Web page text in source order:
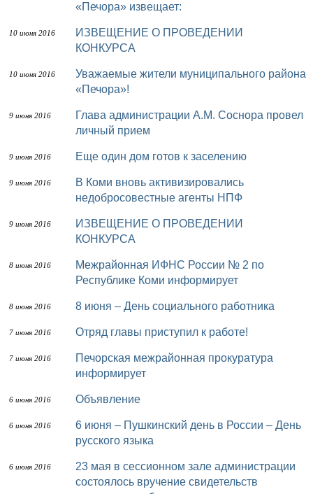
«Печора» извещает:
10 июня 2016
ИЗВЕЩЕНИЕ О ПРОВЕДЕНИИ
КОНКУРСА
10 июня 2016
Уважаемые жители муниципального района
«Печора»!
9 июня 2016
Глава администрации А.М. Соснора провел
личный прием
9 июня 2016 Еще один дом готов к заселению
9 июня 2016
В Коми вновь активизировались
недобросовестные агенты НПФ
9 июня 2016
ИЗВЕЩЕНИЕ О ПРОВЕДЕНИИ
КОНКУРСА
8 июня 2016
Межрайонная ИФНС России № 2 по
Республике Коми информирует
8 июня 2016 8 июня – День социального работника
7 июня 2016 Отряд главы приступил к работе!
7 июня 2016
Печорская межрайонная прокуратура
информирует
6 июня 2016 Объявление
6 июня 2016
6 июня – Пушкинский день в России – День
русского языка
6 июня 2016
23 мая в сессионном зале администрации
состоялось вручение свидетельств